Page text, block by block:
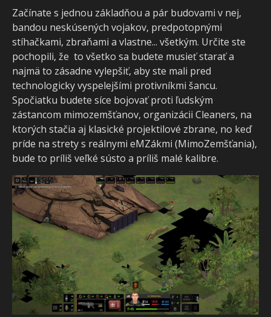
Začínate s jednou základňou a pár budovami v nej,
bandou neskúsených vojakov, predpotopnými
stíhačkami, zbraňami a vlastne... všetkým. Určite ste
pochopili, že to všetko sa budete musieť starať a
najmä to zásadne vylepšiť, aby ste mali pred
technologicky vyspelejšími protivníkmi šancu.
Spočiatku budete síce bojovať proti ľudským
zástancom mimozemšťanov, organizácii Cleaners, na
ktorých stačia aj klasické projektilové zbrane, no keď
príde na strety s reálnymi eMZákmi (MimoZemšťania),
bude to príliš veľké sústo a príliš malé kalibre.